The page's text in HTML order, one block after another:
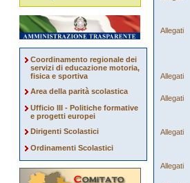
Coordinamento regionale dei
servizi di educazione motoria,
fisica e sportiva
Area della parità scolastica
Ufficio III - Politiche formative
e progetti europei
Dirigenti Scolastici
Ordinamenti Scolastici
Allegati
Allegati
Allegati
Allegati
Allegati